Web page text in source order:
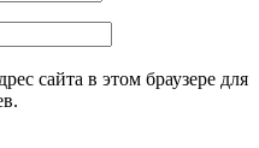
сайта в этом браузере для